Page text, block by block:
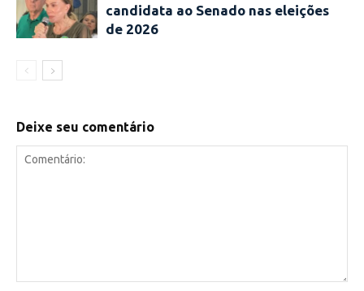
candidata ao Senado nas eleições
de 2026
Deixe seu comentário